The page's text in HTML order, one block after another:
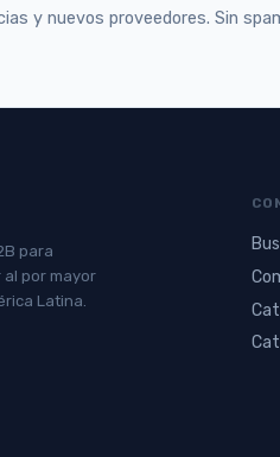
y nuevos proveedores. Sin
para
al por mayor
Latina.